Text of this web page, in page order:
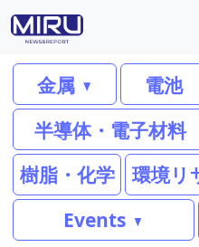
金属 電池
半導体・電子材料
樹脂・化学
環境リ
Events